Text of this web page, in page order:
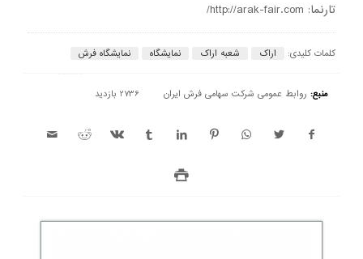
تارنما: http://arak-fair.com/
کلمات کلیدی: اراک شعبه اراک نمایشگاه نمایشگاه فرش
منبع: روابط عمومی شرکت سهامی فرش ایران 2736 بازدید